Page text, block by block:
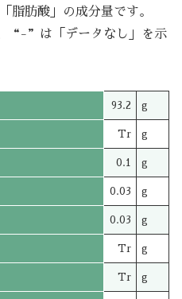
脂肪酸」の成分量です。
“-”は「データなし」を示
93.2 g
Tr g
0.1 g
0.03 g
0.03 g
Tr g
Tr g